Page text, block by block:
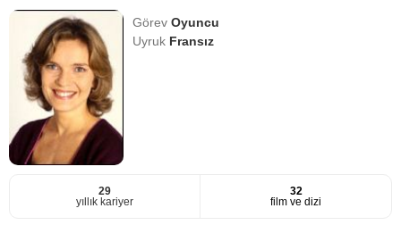
GörevOyuncu
Uyruk Fransız
29
yıllık kariyer
32
film ve dizi